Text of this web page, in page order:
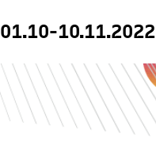
01.10-10.11.2022